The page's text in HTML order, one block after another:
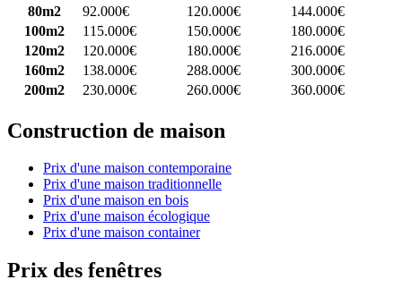
80m2
92.000€ 120.000€
144.000€
100m2
115.000€ 150.000€
180.000€
120m2
120.000€ 180.000€
216.000€
160m2
138.000€ 288.000€
300.000€
200m2
230.000€ 260.000€ 360.000€
Construction de maison
Prix d'une maison contemporaine
Prix d'une maison traditionnelle
Prix d'une maison en bois
Prix d'une maison écologique
Prix d'une maison container
Prix des fenêtres